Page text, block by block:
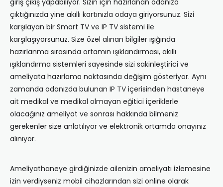
giriş çıkış yapabiliyor. Sizin için hazırlanan odanıza
çıktığınızda yine akıllı kartınızla odaya giriyorsunuz. Sizi
karşılayan bir Smart TV ve IP TV sistemi ile
karşılaşıyorsunuz. Size özel alınan bilgiler ışığında
hazırlanma sırasında ortamın ışıklandırması, akıllı
ışıklandırma sistemleri sayesinde sizi sakinleştirici ve
ameliyata hazırlama noktasında değişim gösteriyor. Aynı
zamanda odanızda bulunan IP TV içerisinden hastaneye
ait medikal ve medikal olmayan eğitici içeriklerle
olacağınız ameliyat ve sonrası hakkında bilmeniz
gerekenler size anlatılıyor ve elektronik ortamda onayınız
alınıyor.
Ameliyathaneye girdiğinizde ailenizin ameliyatı izlemesine
izin verdiyseniz mobil cihazlarından sizi online olarak